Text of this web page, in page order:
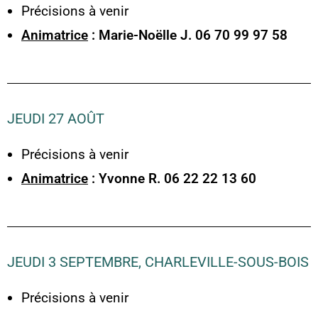
Précisions à venir
Animatrice : Marie-Noëlle J. 06 70 99 97 58
JEUDI 27 AOÛT
Précisions à venir
Animatrice : Yvonne R. 06 22 22 13 60
JEUDI 3 SEPTEMBRE, CHARLEVILLE-SOUS-BOIS
Précisions à venir